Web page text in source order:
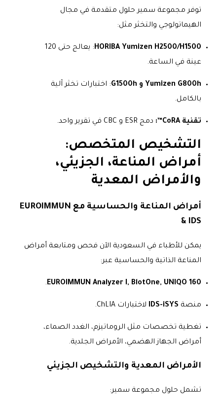
توفر مجموعة سمير حلول متقدمة في مجال
الهيماتولوجي والتخثر مثل:
HORIBA Yumizen H2500/H1500
: يعالج حتى 120
عينة في الساعة.
Yumizen G800h و G1500h
: اختبارات تخثر آلية
بالكامل.
تقنية CoRA™: دمج ESR و CBC في تقرير واحد.
التشخيص المتخصص:
أمراض المناعة، الجزيئي،
والأمراض المعدية
أمراض المناعة والحساسية مع EUROIMMUN
& IDS
يمكن للأطباء في السعودية الآن فحص ومتابعة أمراض
المناعة الذاتية والحساسية عبر:
EUROIMMUN Analyzer I, BlotOne, UNIQO 160
.
منصة IDS-iSYS لاختبارات ChLIA.
تغطية تخصصات مثل الروماتيزم، الغدد الصماء،
أمراض الجهاز الهضمي، الأمراض الجلدية.
الأمراض المعدية والتشخيص الجزيئي
تشمل حلول مجموعة سمير: